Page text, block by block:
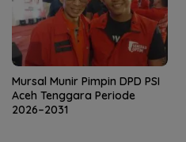
Mursal Munir Pimpin DPD PSI
Aceh Tenggara Periode
2026–2031